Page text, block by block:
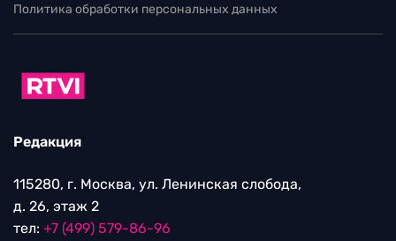
Политика обработки персональных данных
Редакция
115280, г. Москва, ул. Ленинская слобода,
д. 26, этаж 2
тел: +7 (499) 579-86-96